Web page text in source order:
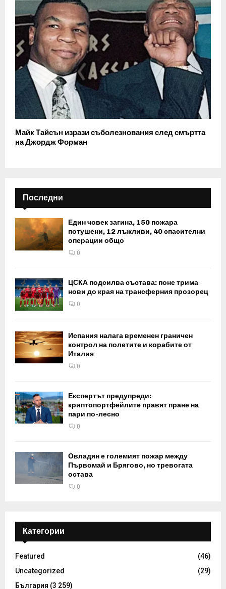
Майк Тайсън изрази съболезнования след смъртта
на Джордж Форман
Последни
Един човек загина, 150 пожара
потушени, 12 лъжливи, 40 спасителни
операции общо
0
ЦСКА подсилва състава: поне трима
нови до края на трансферния прозорец
0
Испания налага временен граничен
контрол на полетите и корабите от
Италия
0
Експертът предупреди:
криптопортфейлите правят пране на
пари по-лесно
0
Овладян е големият пожар между
Първомай и Брягово, но тревогата
остава
0
Категории
Featured
(46)
Uncategorized
(29)
България (3 259)